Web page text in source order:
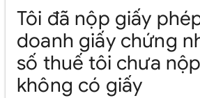
Tôi đã nộp giấy
doanh giấy chứng
số thuế tôi chưa
không có giấy